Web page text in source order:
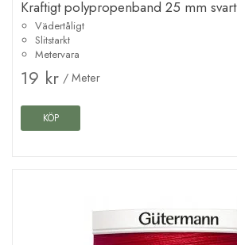
Kraftigt polypropenband 25 mm svart
Vädertåligt
Slitstarkt
Metervara
19 kr / Meter
KÖP